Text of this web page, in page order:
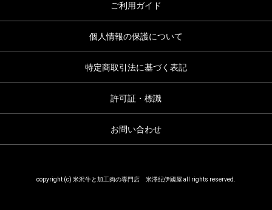
ご利用ガイド
個人情報の保護について
特定商取引法に基づく表記
許可証・標識
お問い合わせ
copyright (c) 米沢牛と加工肉の専門店 米澤紀伊國屋 all rights reserved.